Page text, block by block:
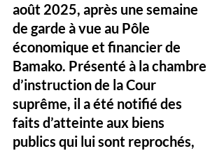
août 2025, après une semaine
de garde à vue au Pôle
économique et financier de
Bamako. Présenté à la chambre
d’instruction de la Cour
suprême, il a été notifié des
faits d’atteinte aux biens
publics qui lui sont reprochés,